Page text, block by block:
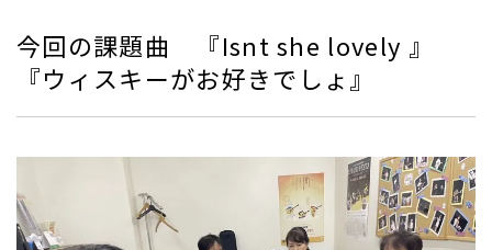
今回の課題曲 『Isnt she lovely 』
『ウィスキーがお好きでしょ』